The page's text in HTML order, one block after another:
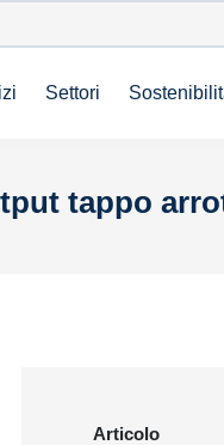
Settori
tappo
Articolo